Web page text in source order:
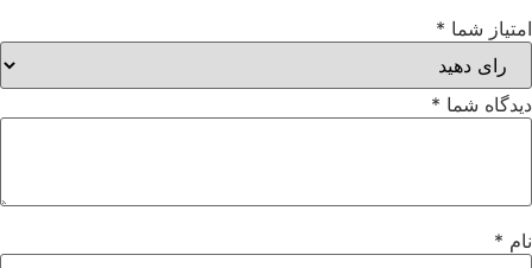
امتیاز شما *
دیدگاه شما *
نام *